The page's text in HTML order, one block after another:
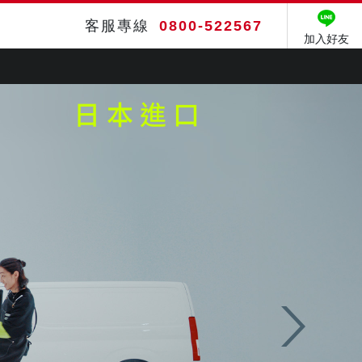
客服專線 0800-522567
加入好友